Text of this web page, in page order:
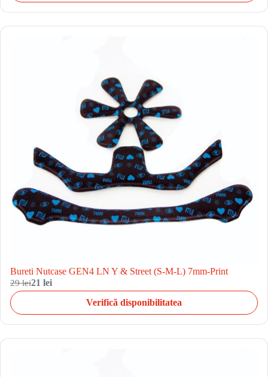
Bureti Nutcase GEN4 LN Y & Street (S-M-L) 7mm-Print
29 lei21 lei
Verifică disponibilitatea